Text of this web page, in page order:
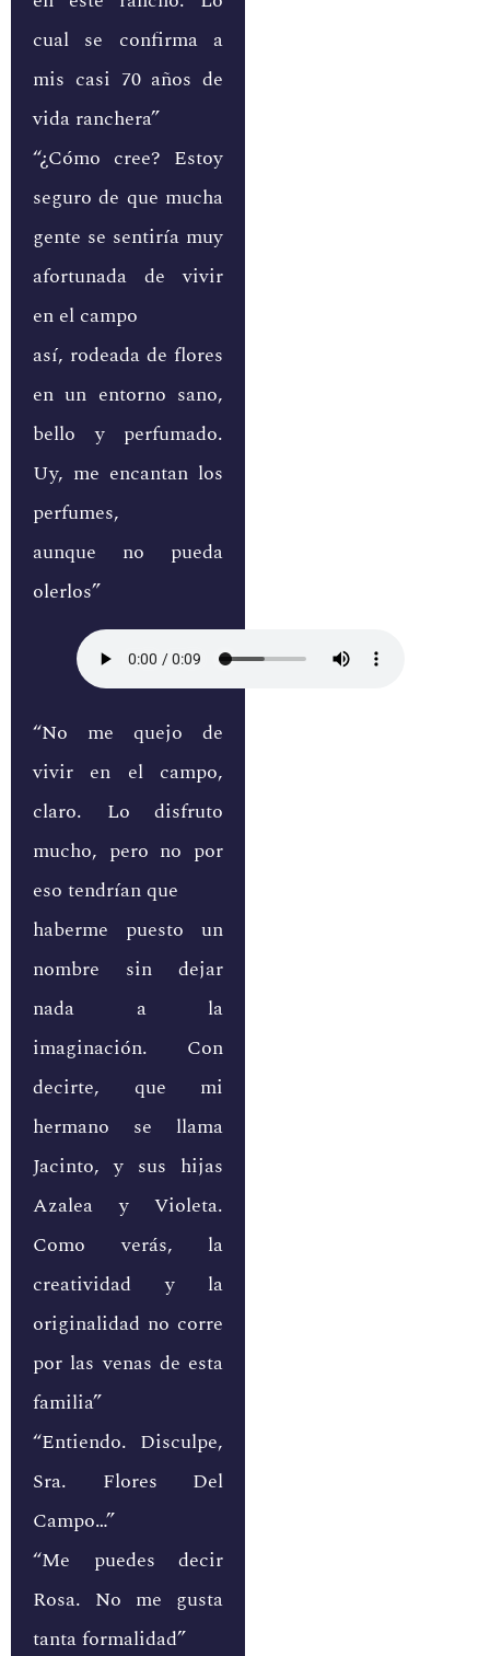
cual se confirma a
mis casi 70 años de
vida ranchera”
“¿Cómo cree? Estoy
seguro de que mucha
gente se sentiría muy
afortunada de vivir
en el campo
así, rodeada de flores
en un entorno sano,
bello y perfumado.
Uy, me encantan los
perfumes,
aunque no pueda
olerlos”
“No me quejo de
vivir en el campo,
claro. Lo disfruto
mucho, pero no por
eso tendrían que
haberme puesto un
nombre sin dejar
nada a la
imaginación. Con
decirte, que mi
hermano se llama
Jacinto, y sus hijas
Azalea y Violeta.
Como verás, la
creatividad y la
originalidad no corre
por las venas de esta
familia”
“Entiendo. Disculpe,
Sra. Flores Del
Campo…”
“Me puedes decir
Rosa. No me gusta
tanta formalidad”